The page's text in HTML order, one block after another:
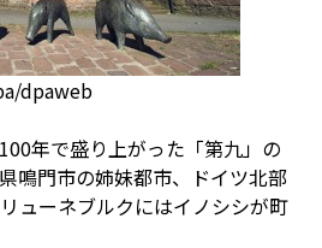
dpaweb
年で盛り上がった「第九」の
鳴門市の姉妹都市、ドイツ北部
ューネブルクにはイノシシが町